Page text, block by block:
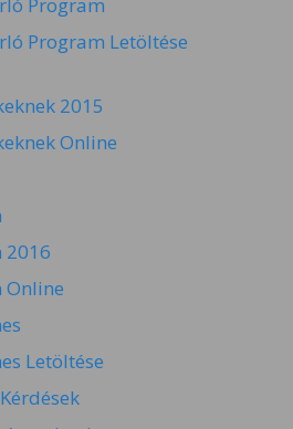
Program Letöltése
2015
Online
2016
Online
Letöltése